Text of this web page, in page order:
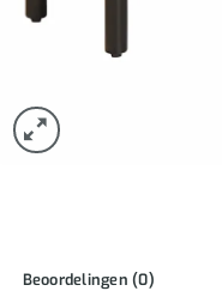
Beoordelingen (0)